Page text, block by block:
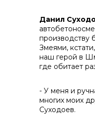
Данил
производству
Змеями,
наш герой в
где обитает
- У меня и
многих моих
Суходоев.